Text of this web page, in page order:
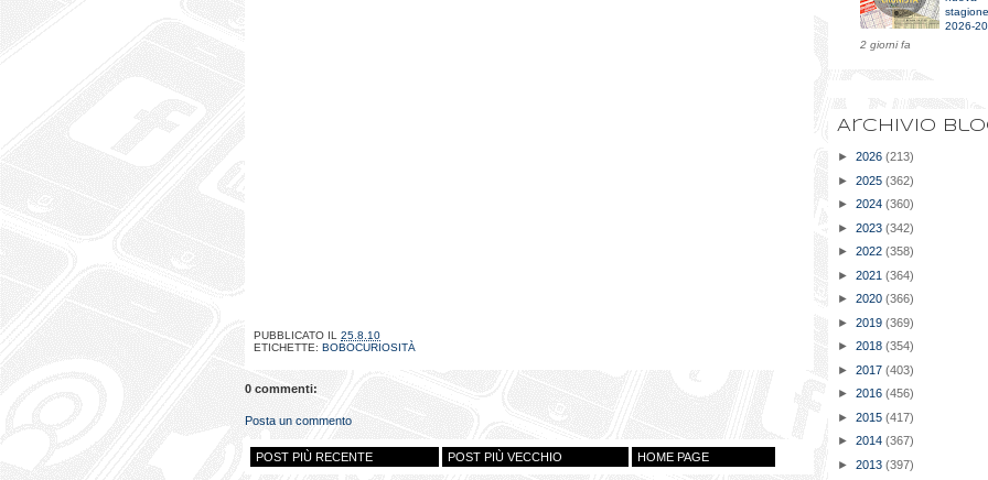
PUBBLICATO IL 25.8.10
ETICHETTE: BOBOCURIOSITÀ
0 commenti:
Posta un commento
POST PIÙ RECENTE POST PIÙ VECCHIO HOME PAGE
stagione
2026-
2 giorni fa
Archivio
► 2026 (213)
► 2025 (362)
► 2024 (360)
► 2023 (342)
► 2022 (358)
► 2021 (364)
► 2020 (366)
► 2019 (369)
► 2018 (354)
► 2017 (403)
► 2016 (456)
► 2015 (417)
► 2014 (367)
► 2013 (397)